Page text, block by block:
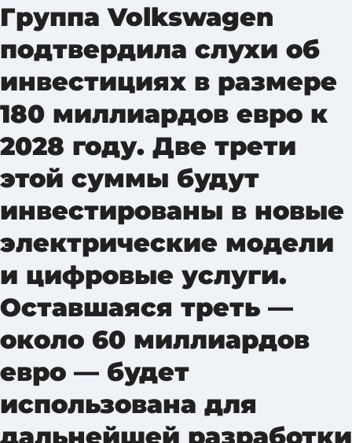
Группа Volkswagen
подтвердила слухи об
инвестициях в размере
180 миллиардов евро к
2028 году. Две трети
этой суммы будут
инвестированы в новые
электрические модели
и цифровые услуги.
Оставшаяся треть —
около 60 миллиардов
евро — будет
использована для
дальнейшей разработки